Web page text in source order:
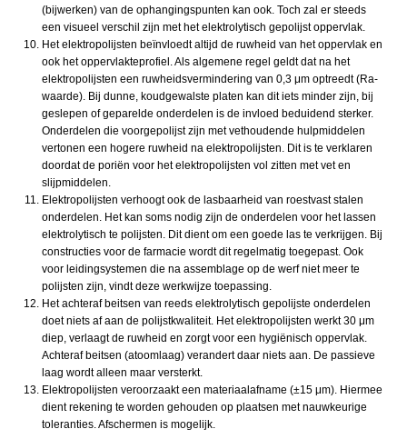
(bijwerken) van de ophangingspunten kan ook. Toch zal er steeds
een visueel verschil zijn met het elektrolytisch gepolijst oppervlak.
Het elektropolijsten beïnvloedt altijd de ruwheid van het oppervlak en
ook het oppervlakteprofiel. Als algemene regel geldt dat na het
elektropolijsten een ruwheidsvermindering van 0,3 μm optreedt (Ra-
waarde). Bij dunne, koudgewalste platen kan dit iets minder zijn, bij
geslepen of geparelde onderdelen is de invloed beduidend sterker.
Onderdelen die voorgepolijst zijn met vethoudende hulpmiddelen
vertonen een hogere ruwheid na elektropolijsten. Dit is te verklaren
doordat de poriën voor het elektropolijsten vol zitten met vet en
slijpmiddelen.
Elektropolijsten verhoogt ook de lasbaarheid van roestvast stalen
onderdelen. Het kan soms nodig zijn de onderdelen voor het lassen
elektrolytisch te polijsten. Dit dient om een goede las te verkrijgen. Bij
constructies voor de farmacie wordt dit regelmatig toegepast. Ook
voor leidingsystemen die na assemblage op de werf niet meer te
polijsten zijn, vindt deze werkwijze toepassing.
Het achteraf beitsen van reeds elektrolytisch gepolijste onderdelen
doet niets af aan de polijstkwaliteit. Het elektropolijsten werkt 30 μm
diep, verlaagt de ruwheid en zorgt voor een hygiënisch oppervlak.
Achteraf beitsen (atoomlaag) verandert daar niets aan. De passieve
laag wordt alleen maar versterkt.
Elektropolijsten veroorzaakt een materiaalafname (±15 μm). Hiermee
dient rekening te worden gehouden op plaatsen met nauwkeurige
toleranties. Afschermen is mogelijk.